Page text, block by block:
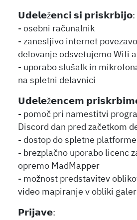
𝗨𝗱𝗲𝗹𝗲ž𝗲𝗻𝗰𝗶 𝘀𝗶 𝗽𝗿𝗶𝘀𝗸𝗿𝗯𝗶𝗷𝗼:
- osebni računalnik
- zanesljivo internet
delovanje odsvetujemo Wifi
- uporabo slušalk in
na spletni delavnici
𝗨𝗱𝗲𝗹𝗲ž𝗲𝗻𝗰𝗲𝗺
- pomoč pri namestitvi
Discord dan pred začetkom
- dostop do spletne
- brezplačno uporabo licenc
opremo MadMapper
- možnost predstavitev
video mapiranje v obliki
𝗣𝗿𝗶𝗷𝗮𝘃𝗲: